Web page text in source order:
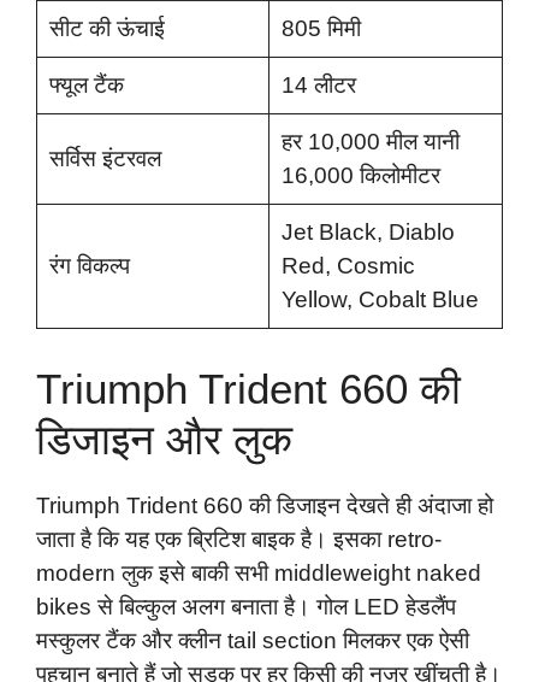
सीट की ऊंचाई 805 मिमी
फ्यूल टैंक 14 लीटर
सर्विस इंटरवल
हर 10,000 मील यानी
16,000 किलोमीटर
रंग विकल्प
Jet Black, Diablo
Red, Cosmic
Yellow, Cobalt Blue
Triumph Trident 660 की
डिजाइन और लुक
Triumph Trident 660 की डिजाइन देखते ही अंदाजा हो
जाता है कि यह एक ब्रिटिश बाइक है। इसका retro-
modern लुक इसे बाकी सभी middleweight naked
bikes से बिल्कुल अलग बनाता है। गोल LED हेडलैंप
मस्कुलर टैंक और क्लीन tail section मिलकर एक ऐसी
पहचान बनाते हैं जो सड़क पर हर किसी की नजर खींचती है।